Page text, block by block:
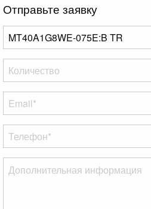
Отправьте заявку